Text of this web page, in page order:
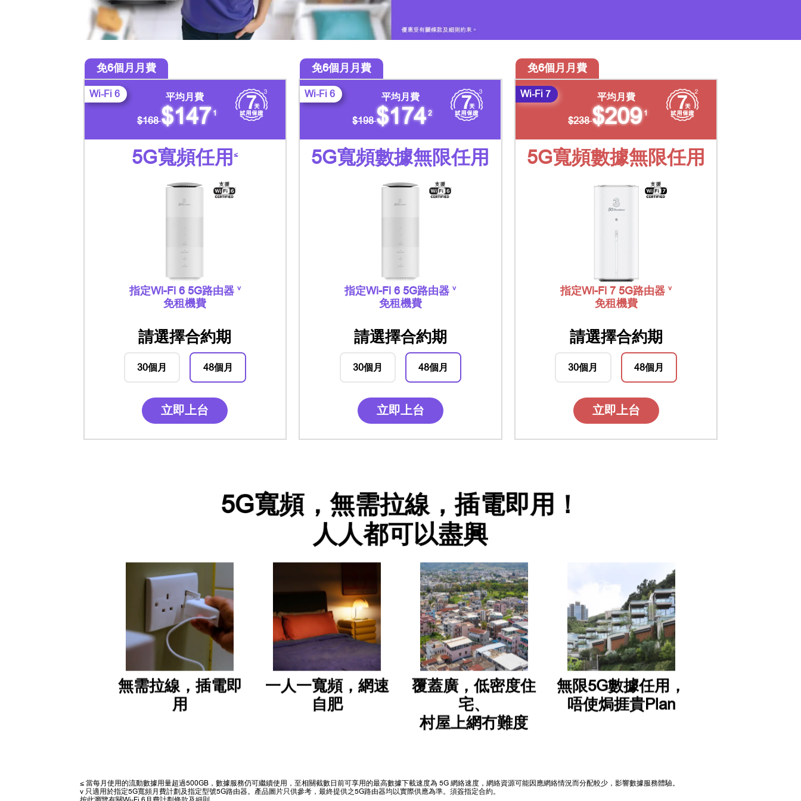
免6個月月費
Wi-Fi 6 平均月費
$168$1471
5G寬頻任用≤
指定Wi-Fi 6 5G路由器 v
免租機費
請選擇合約期
30個月 48個月
立即上台
免6個月月費
Wi-Fi 6 平均月費
$198$1742
5G寬頻數據無限任用
指定Wi-Fi 6 5G路由器 v
免租機費
請選擇合約期
30個月 48個月
立即上台
免6個月月費
Wi-Fi 7 平均月費
$238$2091
5G寬頻數據無限任用
指定Wi-Fi 7 5G路由器 v
免租機費
請選擇合約期
30個月 48個月
立即上台
5G寬頻，無需拉線，插電即用！
人人都可以盡興
無需拉線，插電即
用
一人一寬頻，網速
自肥
覆蓋廣，低密度住
宅、
村屋上網冇難度
無限5G數據任用，
唔使焗捱貴Plan
≤ 當每月使用的流動數據用量超過500GB，數據服務仍可繼續使用，至相關截數日前可享用的最高數據下載速度為 5G 網絡速度，網絡資源可能因應網絡情況而分配較少，影響數據服務體驗。
v 只適用於指定5G寬頻月費計劃及指定型號5G路由器。產品圖片只供參考，最終提供之5G路由器均以實際供應為準。須簽指定合約。